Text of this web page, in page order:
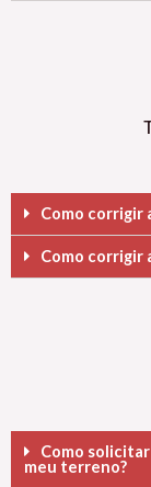
Como corrigir
Como corrigir
Como
meu terreno?